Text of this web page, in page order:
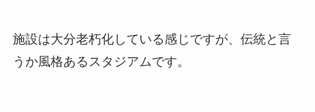
施設は大分老朽化している感じですが、伝統と言
うか風格あるスタジアムです。